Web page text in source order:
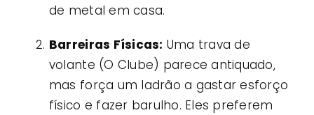
de metal em casa.
Barreiras Físicas: Uma trava de
volante (O Clube) parece antiquado,
mas força um ladrão a gastar esforço
físico e fazer barulho. Eles preferem